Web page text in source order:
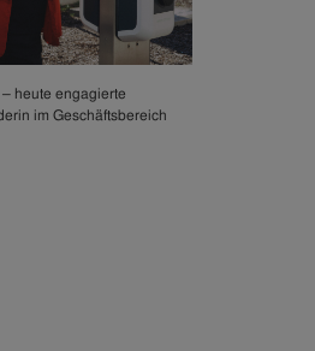
– heute engagierte
im Geschäftsbereich